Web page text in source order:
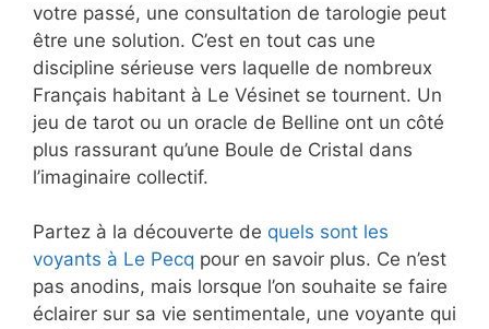
votre passé, une consultation de tarologie peut
être une solution. C’est en tout cas une
discipline sérieuse vers laquelle de nombreux
Français habitant à Le Vésinet se tournent. Un
jeu de tarot ou un oracle de Belline ont un côté
plus rassurant qu’une Boule de Cristal dans
l’imaginaire collectif.
Partez à la découverte de quels sont les
voyants à Le Pecq pour en savoir plus. Ce n’est
pas anodins, mais lorsque l’on souhaite se faire
éclairer sur sa vie sentimentale, une voyante qui